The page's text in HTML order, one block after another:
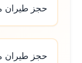
حجز طيران من
حجز طيران من